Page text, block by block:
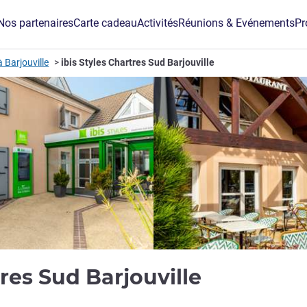
partenairesCarte cadeauActivitésRéunions & Evénements
Barjouville ibis Styles Chartres Sud Barjouville
Sud Barjouville